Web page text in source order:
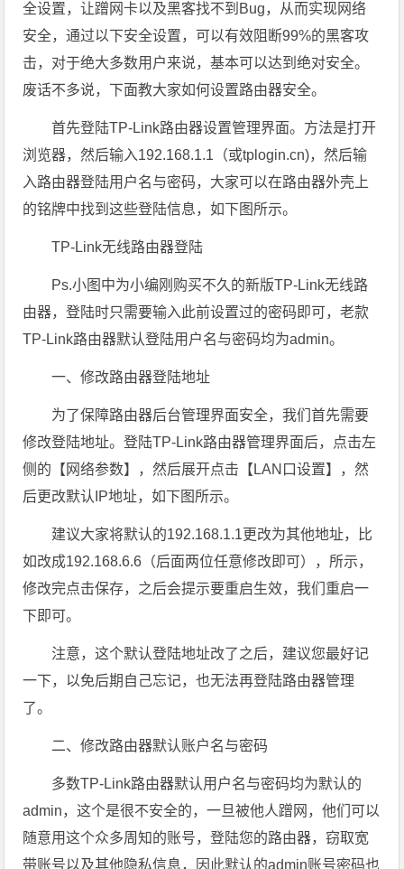
全设置，让蹭网卡以及黑客找不到Bug，从而实现网络
安全，通过以下安全设置，可以有效阻断99%的黑客攻
击，对于绝大多数用户来说，基本可以达到绝对安全。
废话不多说，下面教大家如何设置路由器安全。
首先登陆TP-Link路由器设置管理界面。方法是打开
浏览器，然后输入192.168.1.1（或tplogin.cn)，然后输
入路由器登陆用户名与密码，大家可以在路由器外壳上
的铭牌中找到这些登陆信息，如下图所示。
TP-Link无线路由器登陆
Ps.小图中为小编刚购买不久的新版TP-Link无线路
由器，登陆时只需要输入此前设置过的密码即可，老款
TP-Link路由器默认登陆用户名与密码均为admin。
一、修改路由器登陆地址
为了保障路由器后台管理界面安全，我们首先需要
修改登陆地址。登陆TP-Link路由器管理界面后，点击左
侧的【网络参数】，然后展开点击【LAN口设置】，然
后更改默认IP地址，如下图所示。
建议大家将默认的192.168.1.1更改为其他地址，比
如改成192.168.6.6（后面两位任意修改即可），所示，
修改完点击保存，之后会提示要重启生效，我们重启一
下即可。
注意，这个默认登陆地址改了之后，建议您最好记
一下，以免后期自己忘记，也无法再登陆路由器管理
了。
二、修改路由器默认账户名与密码
多数TP-Link路由器默认用户名与密码均为默认的
admin，这个是很不安全的，一旦被他人蹭网，他们可以
随意用这个众多周知的账号，登陆您的路由器，窃取宽
带账号以及其他隐私信息，因此默认的admin账号密码也